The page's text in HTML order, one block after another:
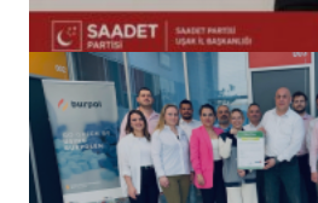
(başlıksız)
Alaattin Karahan tarafından 14/07/2026